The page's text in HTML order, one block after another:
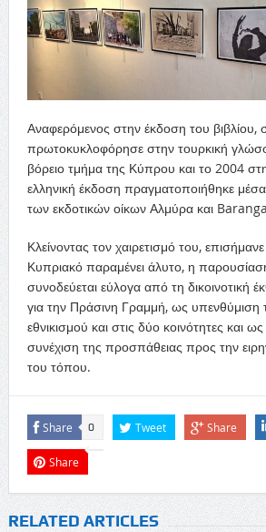
Αναφερόμενος στην έκδοση του βιβλίου,
πρωτοκυκλοφόρησε στην τουρκική
βόρειο τμήμα της Κύπρου και το 2004
ελληνική έκδοση πραγματοποιήθηκε
των εκδοτικών οίκων Αλμύρα και
Κλείνοντας τον χαιρετισμό του,
Κυπριακό παραμένει άλυτο, η
συνοδεύεται εύλογα από τη δικοινοτική
για την Πράσινη Γραμμή, ως υπενθύμιση
εθνικισμού και στις δύο κοινότητες και
συνέχιση της προσπάθειας προς την
του τόπου.
Share 0 Tweet Share
Share
RELATED ARTICLES